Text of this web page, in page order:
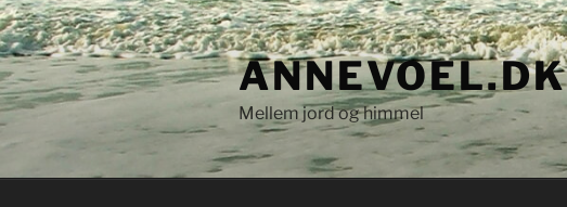
Videre
til
indhold
ANNEVOEL.DK
Mellem jord og himmel